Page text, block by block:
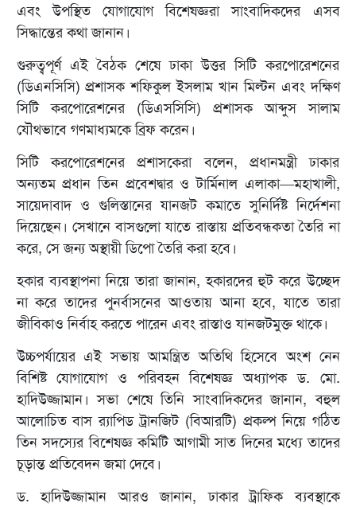
এবং উপস্থিত যোগাযোগ বিশেষজ্ঞরা সাংবাদিকদের এসব
সিদ্ধান্তের কথা জানান।
গুরুত্বপূর্ণ এই বৈঠক শেষে ঢাকা উত্তর সিটি করপোরেশনের
(ডিএনসিসি) প্রশাসক শফিকুল ইসলাম খান মিল্টন এবং দক্ষিণ
সিটি করপোরেশনের (ডিএসসিসি) প্রশাসক আব্দুস সালাম
যৌথভাবে গণমাধ্যমকে ব্রিফ করেন।
সিটি করপোরেশনের প্রশাসকেরা বলেন, প্রধানমন্ত্রী ঢাকার
অন্যতম প্রধান তিন প্রবেশদ্বার ও টার্মিনাল এলাকা—মহাখালী,
সায়েদাবাদ ও গুলিস্তানের যানজট কমাতে সুনির্দিষ্ট নির্দেশনা
দিয়েছেন। সেখানে বাসগুলো যাতে রাস্তায় প্রতিবন্ধকতা তৈরি না
করে, সে জন্য অস্থায়ী ডিপো তৈরি করা হবে।
হকার ব্যবস্থাপনা নিয়ে তারা জানান, হকারদের হুট করে উচ্ছেদ
না করে তাদের পুনর্বাসনের আওতায় আনা হবে, যাতে তারা
জীবিকাও নির্বাহ করতে পারেন এবং রাস্তাও যানজটমুক্ত থাকে।
উচ্চপর্যায়ের এই সভায় আমন্ত্রিত অতিথি হিসেবে অংশ নেন
বিশিষ্ট যোগাযোগ ও পরিবহন বিশেষজ্ঞ অধ্যাপক ড. মো.
হাদিউজ্জামান। সভা শেষে তিনি সাংবাদিকদের জানান, বহুল
আলোচিত বাস র‍্যাপিড ট্রানজিট (বিআরটি) প্রকল্প নিয়ে গঠিত
তিন সদস্যের বিশেষজ্ঞ কমিটি আগামী সাত দিনের মধ্যে তাদের
চূড়ান্ত প্রতিবেদন জমা দেবে।
ড. হাদিউজ্জামান আরও জানান, ঢাকার ট্রাফিক ব্যবস্থাকে